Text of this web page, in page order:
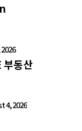
동산
4, 2026